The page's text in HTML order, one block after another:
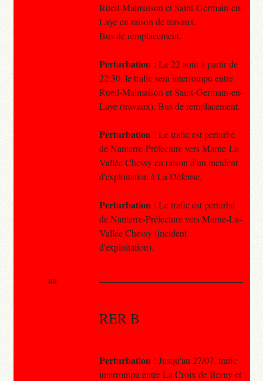
Rueil-Malmaison et Saint-Germain-en-
Laye en raison de travaux.
Bus de remplacement.
Perturbation : Le 22 août à partir de
22:30, le trafic sera interrompu entre
Rueil-Malmaison et Saint-Germain-en-
Laye (travaux). Bus de remplacement.
Perturbation : Le trafic est perturbé
de Nanterre-Préfecture vers Marne-La-
Vallée Chessy en raison d'un incident
d'exploitation à La Défense.
Perturbation : Le trafic est perturbé
de Nanterre-Préfecture vers Marne-La-
Vallée Chessy (incident
d'exploitation).
RER B
Perturbation : Jusqu'au 27/07, trafic
interrompu entre La Croix de Berny et
au